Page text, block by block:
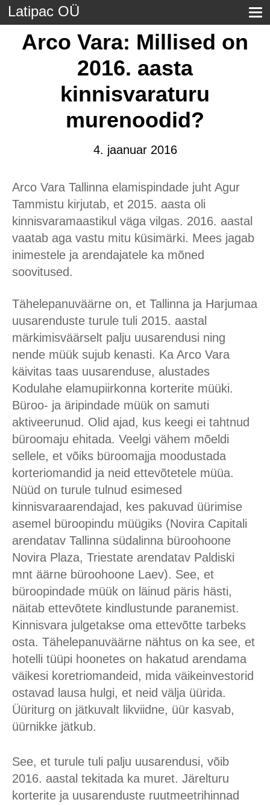
Latipac OÜ
Arco Vara: Millised on
2016. aasta
kinnisvaraturu
murenoodid?
4. jaanuar 2016
Arco Vara Tallinna elamispindade juht Agur
Tammistu kirjutab, et 2015. aasta oli
kinnisvaramaastikul väga vilgas. 2016. aastal
vaatab aga vastu mitu küsimärki. Mees jagab
inimestele ja arendajatele ka mõned
soovitused.
Tähelepanuväärne on, et Tallinna ja Harjumaa
uusarenduste turule tuli 2015. aastal
märkimisväärselt palju uusarendusi ning
nende müük sujub kenasti. Ka Arco Vara
käivitas taas uusarenduse, alustades
Kodulahe elamupiirkonna korterite müüki.
Büroo- ja äripindade müük on samuti
aktiveerunud. Olid ajad, kus keegi ei tahtnud
büroomaju ehitada. Veelgi vähem mõeldi
sellele, et võiks büroomajja moodustada
korteriomandid ja neid ettevõtetele müüa.
Nüüd on turule tulnud esimesed
kinnisvaraarendajad, kes pakuvad üürimise
asemel büroopindu müügiks (Novira Capitali
arendatav Tallinna südalinna büroohoone
Novira Plaza, Triestate arendatav Paldiski
mnt äärne büroohoone Laev). See, et
büroopindade müük on läinud päris hästi,
näitab ettevõtete kindlustunde paranemist.
Kinnisvara julgetakse oma ettevõtte tarbeks
osta. Tähelepanuväärne nähtus on ka see, et
hotelli tüüpi hoonetes on hakatud arendama
väikesi koretriomandeid, mida väikeinvestorid
ostavad lausa hulgi, et neid välja üürida.
Üüriturg on jätkuvalt likviidne, üür kasvab,
üürnikke jätkub.
See, et turule tuli palju uusarendusi, võib
2016. aastal tekitada ka muret. Järelturu
korterite ja uusarenduste ruutmeetrihinnad